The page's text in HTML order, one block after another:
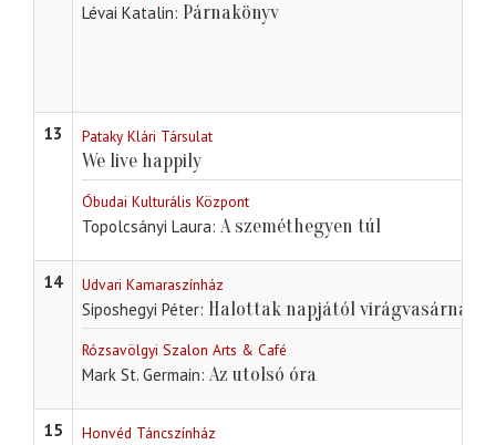
Lévai Katalin Párnakönyv
13 Pataky Klári Társulat
We live happily
Óbudai Kulturális Központ
Topolcsányi Laura A szeméthegyen túl
14 Udvari Kamaraszínház
Siposhegyi Péter Halottak napjától virágvasárnapig
Rózsavölgyi Szalon Arts & Café
Mark St. Germain Az utolsó óra
15 Honvéd Táncszínház